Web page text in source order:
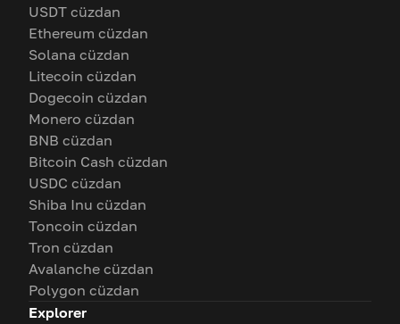
USDT cüzdan
Ethereum cüzdan
Solana cüzdan
Litecoin cüzdan
Dogecoin cüzdan
Monero cüzdan
BNB cüzdan
Bitcoin Cash cüzdan
USDC cüzdan
Shiba Inu cüzdan
Toncoin cüzdan
Tron cüzdan
Avalanche cüzdan
Polygon cüzdan
Explorer